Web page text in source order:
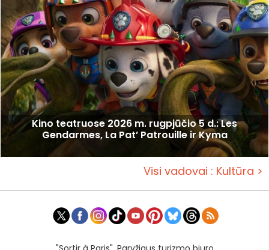
Kino teatruose 2026 m. rugpjūčio 5 d.: Les
Gendarmes, La Pat’ Patrouille ir Kyma
Visi vadovai : Kultūra >